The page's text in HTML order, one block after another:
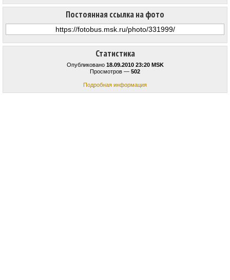
Статистика
Опубликовано 18.09.2010 23:20 MSK
Просмотров — 502
Подробная информация
Постоянная ссылка на фото